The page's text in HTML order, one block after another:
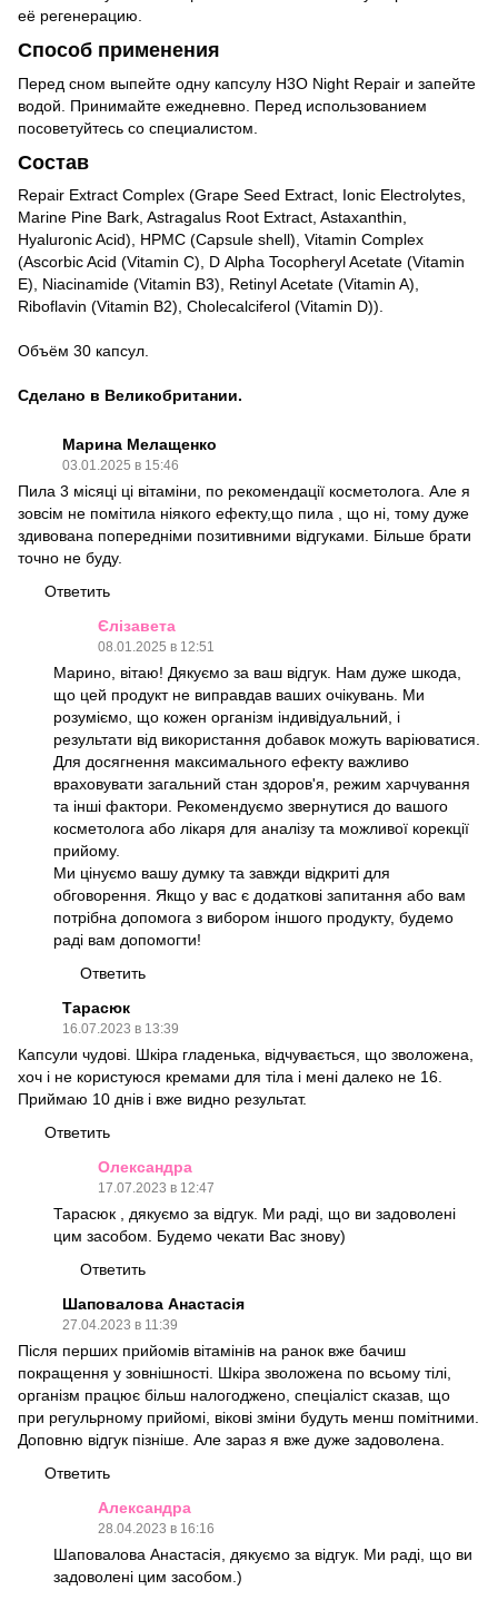
её регенерацию.
Способ применения
Перед сном выпейте одну капсулу H3O Night Repair и запейте
водой. Принимайте ежедневно. Перед использованием
посоветуйтесь со специалистом.
Состав
Repair Extract Complex (Grape Seed Extract, Ionic Electrolytes,
Marine Pine Bark, Astragalus Root Extract, Astaxanthin,
Hyaluronic Acid), HPMC (Capsule shell), Vitamin Complex
(Ascorbic Acid (Vitamin C), D Alpha Tocopheryl Acetate (Vitamin
E), Niacinamide (Vitamin B3), Retinyl Acetate (Vitamin A),
Riboflavin (Vitamin B2), Cholecalciferol (Vitamin D)).
Объём 30 капсул.
Сделано в Великобритании.
Марина Мелащенко
03.01.2025 в 15:46
Пила 3 місяці ці вітаміни, по рекомендації косметолога. Але я
зовсім не помітила ніякого ефекту,що пила , що ні, тому дуже
здивована попередніми позитивними відгуками. Більше брати
точно не буду.
Ответить
Єлізавета
08.01.2025 в 12:51
Марино, вітаю! Дякуємо за ваш відгук. Нам дуже шкода,
що цей продукт не виправдав ваших очікувань. Ми
розуміємо, що кожен організм індивідуальний, і
результати від використання добавок можуть варіюватися.
Для досягнення максимального ефекту важливо
враховувати загальний стан здоров'я, режим харчування
та інші фактори. Рекомендуємо звернутися до вашого
косметолога або лікаря для аналізу та можливої корекції
прийому.
Ми цінуємо вашу думку та завжди відкриті для
обговорення. Якщо у вас є додаткові запитання або вам
потрібна допомога з вибором іншого продукту, будемо
раді вам допомогти!
Ответить
Тарасюк
16.07.2023 в 13:39
Капсули чудові. Шкіра гладенька, відчувається, що зволожена,
хоч і не користуюся кремами для тіла і мені далеко не 16.
Приймаю 10 днів і вже видно результат.
Ответить
Олександра
17.07.2023 в 12:47
Тарасюк , дякуємо за відгук. Ми раді, що ви задоволені
цим засобом. Будемо чекати Вас знову)
Ответить
Шаповалова Анастасія
27.04.2023 в 11:39
Після перших прийомів вітамінів на ранок вже бачиш
покращення у зовнішності. Шкіра зволожена по всьому тілі,
організм працює більш налогоджено, спеціаліст сказав, що
при регульрному прийомі, вікові зміни будуть менш помітними.
Доповню відгук пізніше. Але зараз я вже дуже задоволена.
Ответить
Александра
28.04.2023 в 16:16
Шаповалова Анастасія, дякуємо за відгук. Ми раді, що ви
задоволені цим засобом.)